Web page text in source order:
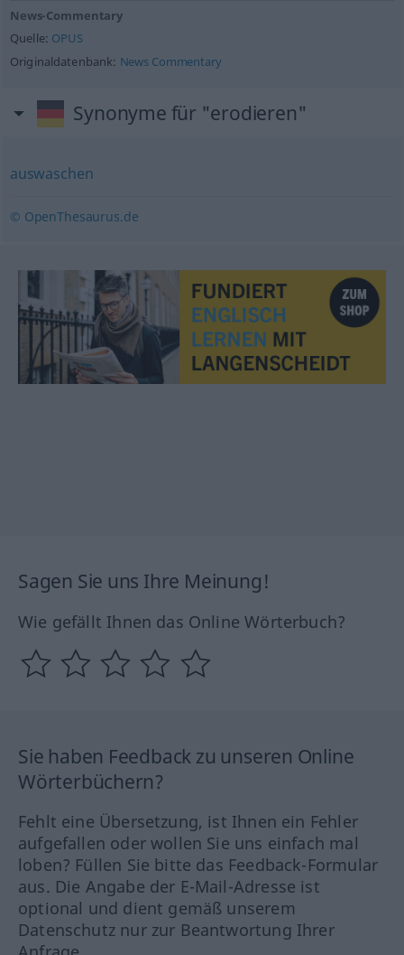
News-Commentary
Quelle: OPUS
Originaldatenbank: News Commentary
Synonyme für "erodieren"
auswaschen
© OpenThesaurus.de
Sagen Sie uns Ihre Meinung!
Wie gefällt Ihnen das Online Wörterbuch?
Sie haben Feedback zu unseren Online
Wörterbüchern?
Fehlt eine Übersetzung, ist Ihnen ein Fehler
aufgefallen oder wollen Sie uns einfach mal
loben? Füllen Sie bitte das Feedback-Formular
aus. Die Angabe der E-Mail-Adresse ist
optional und dient gemäß unserem
Datenschutz nur zur Beantwortung Ihrer